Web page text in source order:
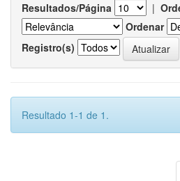
Resultados/Página |
Ordenar
Registro(s)
Resultado 1-1 de 1.